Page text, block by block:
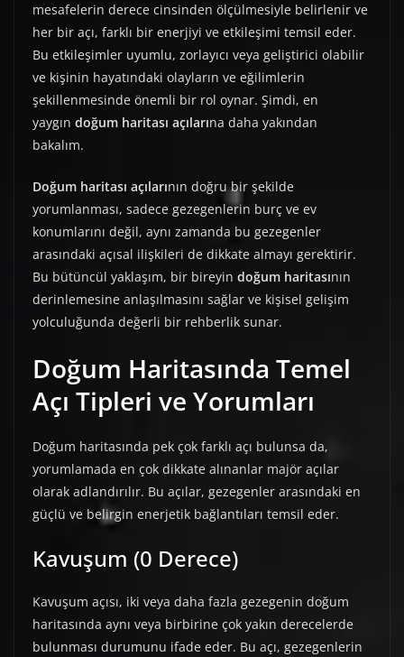
mesafelerin derece cinsinden ölçülmesiyle belirlenir ve
her bir açı, farklı bir enerjiyi ve etkileşimi temsil eder.
Bu etkileşimler uyumlu, zorlayıcı veya geliştirici olabilir
ve kişinin hayatındaki olayların ve eğilimlerin
şekillenmesinde önemli bir rol oynar. Şimdi, en
yaygın doğum haritası açılarına daha yakından
bakalım.
Doğum haritası açılarının doğru bir şekilde
yorumlanması, sadece gezegenlerin burç ve ev
konumlarını değil, aynı zamanda bu gezegenler
arasındaki açısal ilişkileri de dikkate almayı gerektirir.
Bu bütüncül yaklaşım, bir bireyin doğum haritasının
derinlemesine anlaşılmasını sağlar ve kişisel gelişim
yolculuğunda değerli bir rehberlik sunar.
Doğum Haritasında Temel
Açı Tipleri ve Yorumları
Doğum haritasında pek çok farklı açı bulunsa da,
yorumlamada en çok dikkate alınanlar majör açılar
olarak adlandırılır. Bu açılar, gezegenler arasındaki en
güçlü ve belirgin enerjetik bağlantıları temsil eder.
Kavuşum (0 Derece)
Kavuşum açısı, iki veya daha fazla gezegenin doğum
haritasında aynı veya birbirine çok yakın derecelerde
bulunması durumunu ifade eder. Bu açı, gezegenlerin